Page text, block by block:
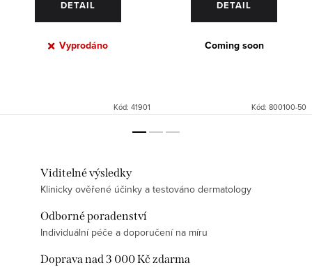
DETAIL
Vyprodáno
Kód: 41901
DETAIL
Coming soon
Kód: 800100-50
Viditelné výsledky
Klinicky ověřené účinky a testováno dermatology
Odborné poradenství
Individuální péče a doporučení na míru
Doprava nad 3 000 Kč zdarma